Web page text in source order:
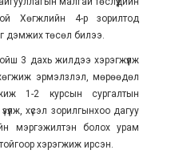
Хөгжлийн 4-р зорилтод
дэмжих төсөл билээ.
3 дахь жилдээ хэрэгжүүлж
эрмэлзлэл, мөрөөдөл
1-2 курсын сургалтын
хүсэл зорилгынхоо дагуу
мэргэжилтэн болох урам
хэрэгжиж ирсэн.